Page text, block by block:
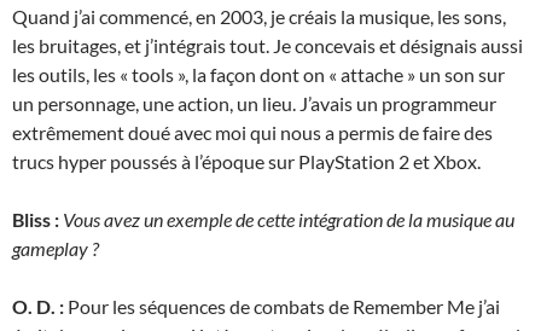
Quand j’ai commencé, en 2003, je créais la musique, les sons,
les bruitages, et j’intégrais tout. Je concevais et désignais aussi
les outils, les « tools », la façon dont on « attache » un son sur
un personnage, une action, un lieu. J’avais un programmeur
extrêmement doué avec moi qui nous a permis de faire des
trucs hyper poussés à l’époque sur PlayStation 2 et Xbox.
Bliss : Vous avez un exemple de cette intégration de la musique au
gameplay ?
O. D. : Pour les séquences de combats de Remember Me j’ai